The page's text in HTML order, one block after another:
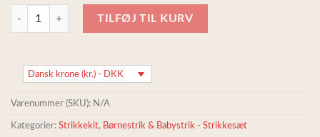
Stockholm Slipover Petiteknit, Frisenvang strikkesæt, 100% alpakauld
TILFØJ TIL KURV
Dansk krone (kr.) - DKK
Varenummer (SKU): N/A
Kategorier: Strikkekit, Børnestrik & Babystrik - Strikkesæt